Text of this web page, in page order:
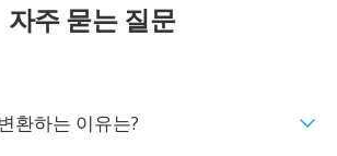
자주 묻는 질문
환하는 이유는?